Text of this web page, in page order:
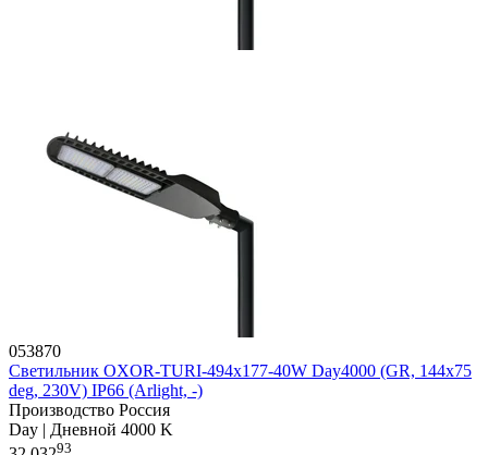
053870
Светильник OXOR-TURI-494х177-40W Day4000 (GR, 144x75
deg, 230V) IP66 (Arlight, -)
Производство Россия
Day | Дневной 4000 K
93